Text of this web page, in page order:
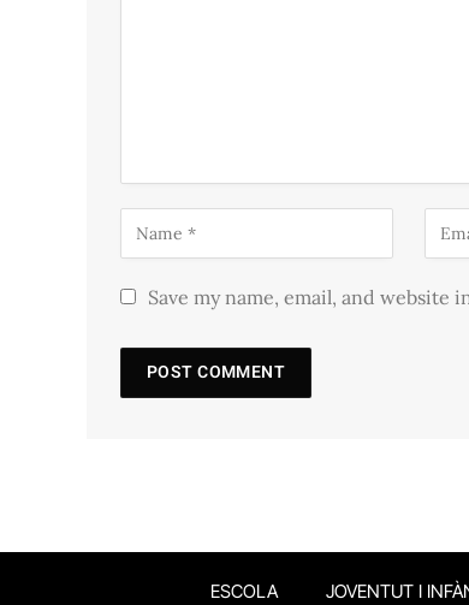
Save my name, email, and
ESCOLA JOVENTUT I